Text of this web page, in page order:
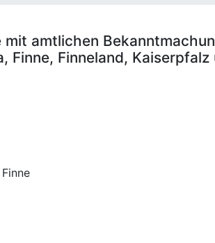
amtlichen
Finne, Finneland,